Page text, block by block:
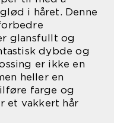
i håret. Denne
glansfullt og
dybde og
er ikke en
heller en
farge og
et vakkert hår